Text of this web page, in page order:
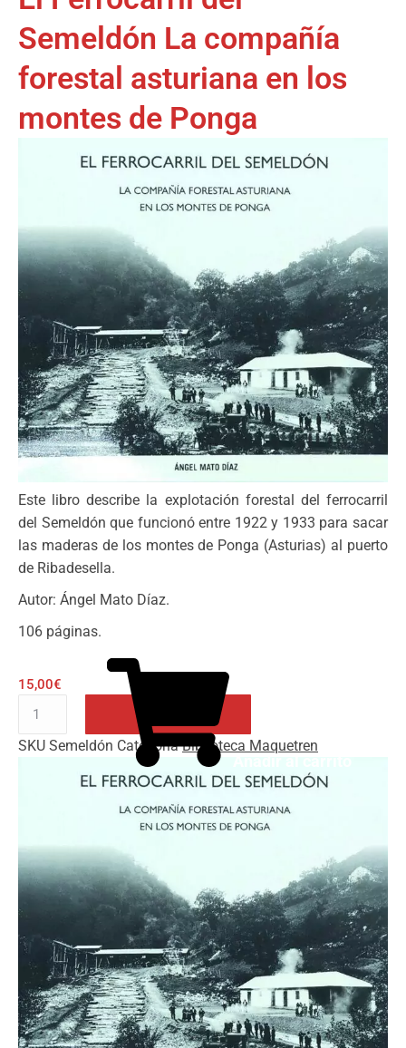
Semeldón La compañía
forestal asturiana en los
montes de Ponga
Este libro describe la explotación forestal del ferrocarril
del Semeldón que funcionó entre 1922 y 1933 para sacar
las maderas de los montes de Ponga (Asturias) al puerto
de Ribadesella.
Autor: Ángel Mato Díaz.
106 páginas.
15,00€
del
Semeldón
asturiana
en
los
montes
de
Ponga
cantidad
SKU Semeldón Categoría Biblioteca Maquetren